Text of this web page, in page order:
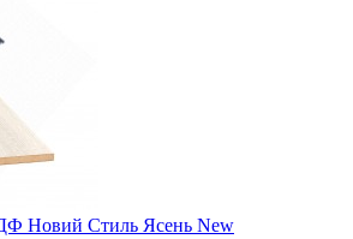
Новий Стиль Ясень New